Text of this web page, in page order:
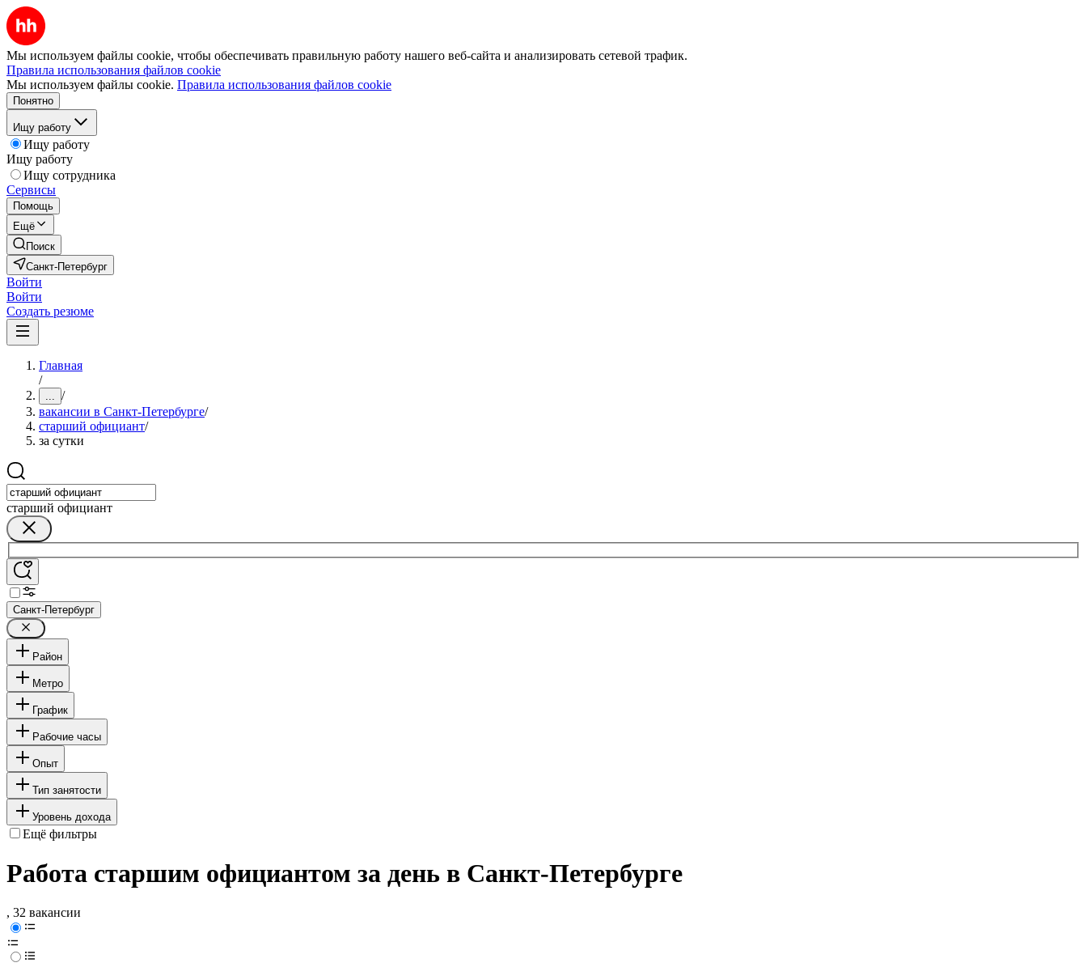
Мы используем файлы cookie, чтобы обеспечивать правильную работу нашего веб-сайта и анализировать сетевой трафик.
Правила использования файлов cookie
Мы используем файлы cookie. Правила использования файлов cookie
Понятно
Ищу работу
Ищу работу
Ищу работу
Ищу сотрудника
Сервисы
Помощь
Ещё
Поиск
Санкт-Петербург
Войти
Войти
Создать резюме
Главная
/
... /
вакансии в Санкт-Петербурге/
старший официант/
за сутки
старший официант
Санкт-Петербург
Район
Метро
График
Рабочие часы
Опыт
Тип занятости
Уровень дохода
Ещё фильтры
Работа старшим официантом за день в Санкт-Петербурге
, 32 вакансии